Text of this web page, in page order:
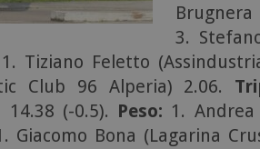
Brugnera
3.
1. Tiziano Feletto
Club 96 Alperia) 2.06.
14.38 (-0.5). Peso: 1.
Giacomo Bona (Lagarina